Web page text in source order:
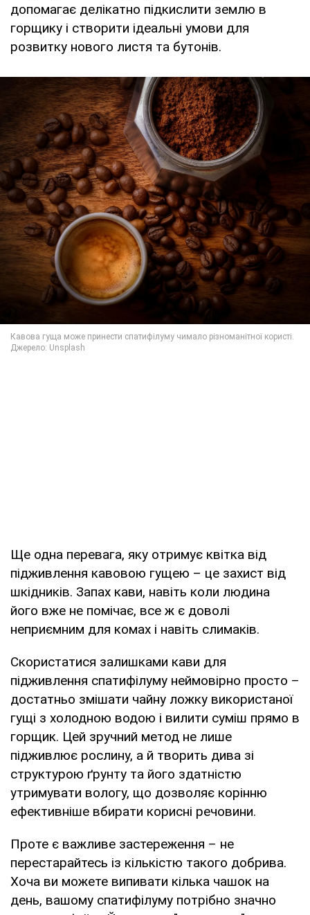
допомагає делікатно підкислити землю в
горщику і створити ідеальні умови для
розвитку нового листя та бутонів.
Ще одна перевага, яку отримує квітка від
підживлення кавовою гущею – це захист від
шкідників. Запах кави, навіть коли людина
його вже не помічає, все ж є доволі
неприємним для комах і навіть слимаків.
Скористатися залишками кави для
підживлення спатифілуму неймовірно просто –
достатньо змішати чайну ложку використаної
гущі з холодною водою і вилити суміш прямо в
горщик. Цей зручний метод не лише
підживлює рослину, а й творить дива зі
структурою ґрунту та його здатністю
утримувати вологу, що дозволяє корінню
ефективніше вбирати корисні речовини.
Проте є важливе застереження – не
перестарайтесь із кількістю такого добрива.
Хоча ви можете випивати кілька чашок на
день, вашому спатифілуму потрібно значно